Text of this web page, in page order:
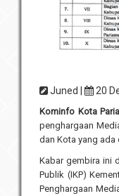
Juned | 20
Kominfo Kota
penghargaan
dan Kota yang ada
Kabar gembira ini
Publik (IKP)
Penghargaan